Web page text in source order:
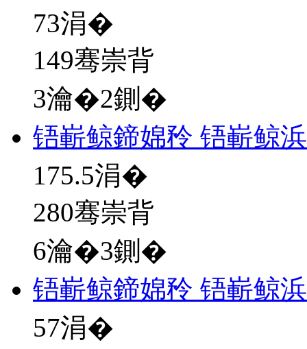
73涓�
149骞崇背
3瀹�2鍘�
铻嶄鲸鍗婂矝 铻嶄鲸
175.5涓�
280骞崇背
6瀹�3鍘�
铻嶄鲸鍗婂矝 铻嶄鲸
57涓�